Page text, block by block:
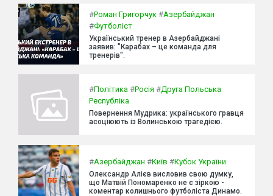
#Роман Григорчук #Азербайджан
#Футболіст
Український тренер в Азербайджані
заявив: "Карабах – це команда для
тренерів".
#Політика #Росія #Друга Польська
Республіка
Повернення Мудрика: українського гравця
асоціюють із Волинською трагедією.
#Азербайджан #Київ #Кубок України
Олександр Алієв висловив свою думку,
що Матвій Пономаренко не є зіркою -
коментар колишнього футболіста Динамо.